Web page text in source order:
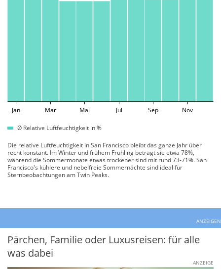
Jan Mar Mai Jul Sep Nov
Ø Relative Luftfeuchtigkeit in %
Die relative Luftfeuchtigkeit in San Francisco bleibt das ganze Jahr über
recht konstant. Im Winter und frühem Frühling beträgt sie etwa 78%,
während die Sommermonate etwas trockener sind mit rund 73-71%. San
Francisco's kühlere und nebelfreie Sommernächte sind ideal für
Sternbeobachtungen am Twin Peaks.
ANZEIGEN
Pärchen, Familie oder Luxusreisen: für alle
was dabei
ANZEIGE